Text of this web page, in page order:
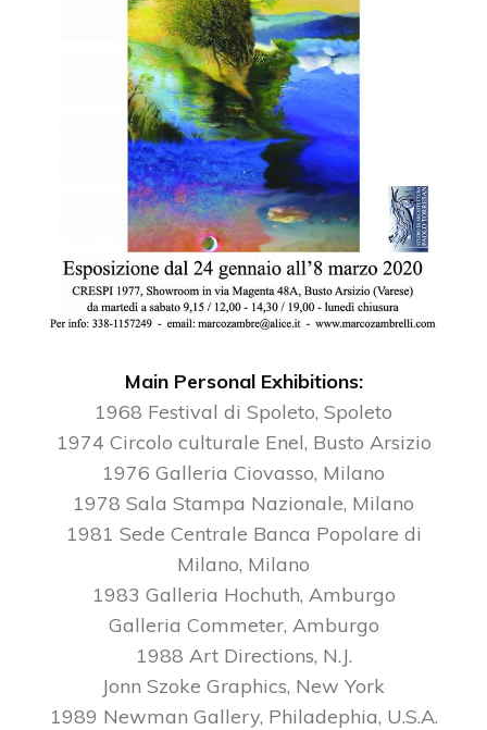
Main Personal Exhibitions:
1968 Festival di Spoleto, Spoleto
1974 Circolo culturale Enel, Busto Arsizio
1976 Galleria Ciovasso, Milano
1978 Sala Stampa Nazionale, Milano
1981 Sede Centrale Banca Popolare di
Milano, Milano
1983 Galleria Hochuth, Amburgo
Galleria Commeter, Amburgo
1988 Art Directions, N.J.
Jonn Szoke Graphics, New York
1989 Newman Gallery, Philadephia, U.S.A.